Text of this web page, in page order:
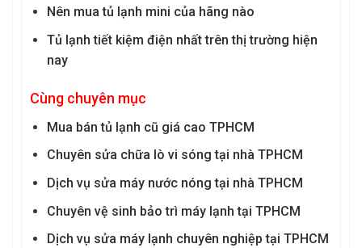
Nên mua tủ lạnh mini của hãng nào
Tủ lạnh tiết kiệm điện nhất trên thị trường hiện
nay
Cùng chuyên mục
Mua bán tủ lạnh cũ giá cao TPHCM
Chuyên sửa chữa lò vi sóng tại nhà TPHCM
Dịch vụ sửa máy nước nóng tại nhà TPHCM
Chuyên vệ sinh bảo trì máy lạnh tại TPHCM
Dịch vụ sửa máy lạnh chuyên nghiệp tại TPHCM